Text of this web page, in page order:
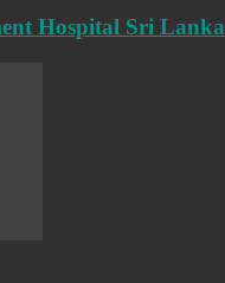
Hospital Sri Lanka